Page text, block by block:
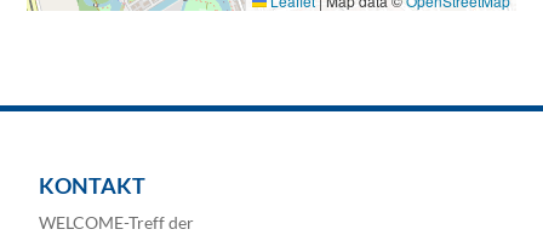
KONTAKT
WELCOME-Treff der